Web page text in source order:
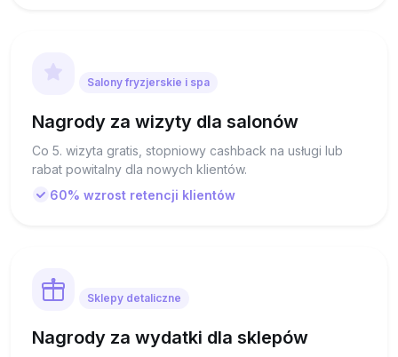
Salony fryzjerskie i spa
Nagrody za wizyty dla salonów
Co 5. wizyta gratis, stopniowy cashback na usługi lub
rabat powitalny dla nowych klientów.
60% wzrost retencji klientów
Sklepy detaliczne
Nagrody za wydatki dla sklepów